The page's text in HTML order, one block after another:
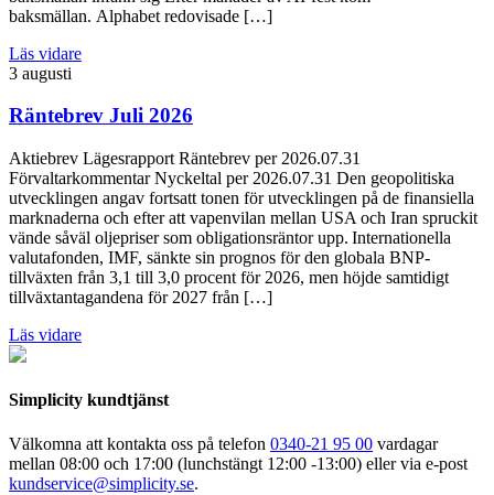
baksmällan. Alphabet redovisade […]
Läs vidare
3 augusti
Räntebrev Juli 2026
Aktiebrev Lägesrapport Räntebrev per 2026.07.31
Förvaltarkommentar Nyckeltal per 2026.07.31 Den geopolitiska
utvecklingen angav fortsatt tonen för utvecklingen på de finansiella
marknaderna och efter att vapenvilan mellan USA och Iran spruckit
vände såväl oljepriser som obligationsräntor upp. Internationella
valutafonden, IMF, sänkte sin prognos för den globala BNP-
tillväxten från 3,1 till 3,0 procent för 2026, men höjde samtidigt
tillväxtantagandena för 2027 från […]
Läs vidare
Simplicity kundtjänst
Välkomna att kontakta oss på telefon 0340-21 95 00 vardagar
mellan 08:00 och 17:00 (lunchstängt 12:00 -13:00) eller via e-post
kundservice@simplicity.se.